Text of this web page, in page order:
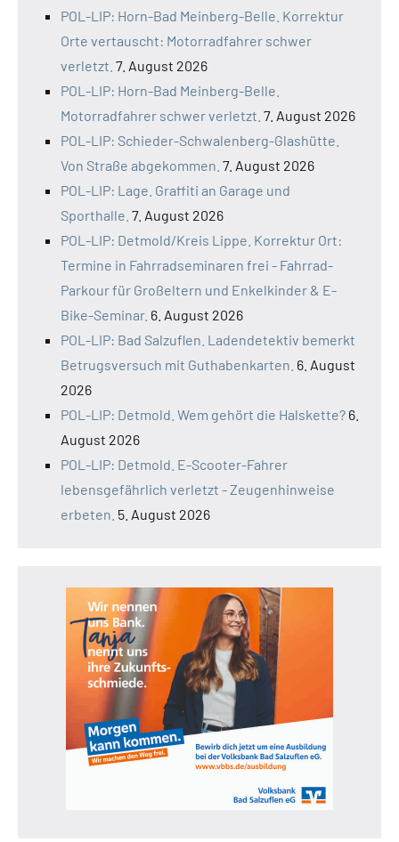
POL-LIP: Horn-Bad Meinberg-Belle. Korrektur
Orte vertauscht: Motorradfahrer schwer
verletzt. 7. August 2026
POL-LIP: Horn-Bad Meinberg-Belle.
Motorradfahrer schwer verletzt. 7. August 2026
POL-LIP: Schieder-Schwalenberg-Glashütte.
Von Straße abgekommen. 7. August 2026
POL-LIP: Lage. Graffiti an Garage und
Sporthalle. 7. August 2026
POL-LIP: Detmold/Kreis Lippe. Korrektur Ort:
Termine in Fahrradseminaren frei - Fahrrad-
Parkour für Großeltern und Enkelkinder & E-
Bike-Seminar. 6. August 2026
POL-LIP: Bad Salzuflen. Ladendetektiv bemerkt
Betrugsversuch mit Guthabenkarten. 6. August
2026
POL-LIP: Detmold. Wem gehört die Halskette? 6.
August 2026
POL-LIP: Detmold. E-Scooter-Fahrer
lebensgefährlich verletzt - Zeugenhinweise
erbeten. 5. August 2026